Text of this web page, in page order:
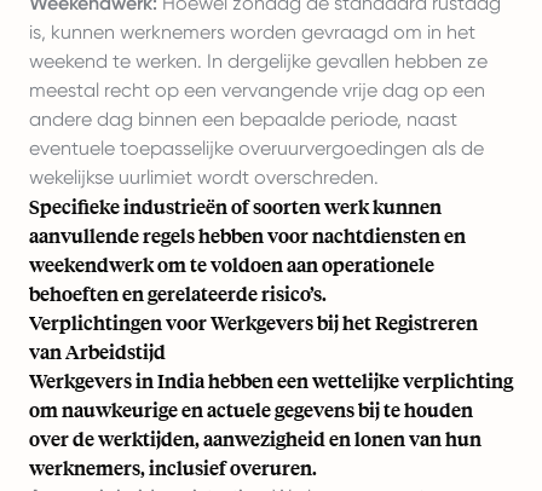
is, kunnen werknemers worden gevraagd om in het
weekend te werken. In dergelijke gevallen hebben ze
meestal recht op een vervangende vrije dag op een
andere dag binnen een bepaalde periode, naast
eventuele toepasselijke overuurvergoedingen als de
wekelijkse uurlimiet wordt overschreden.
Specifieke industrieën of soorten werk kunnen
aanvullende regels hebben voor nachtdiensten en
weekendwerk om te voldoen aan operationele
behoeften en gerelateerde risico’s.
Verplichtingen voor Werkgevers bij het Registreren
van Arbeidstijd
Werkgevers in India hebben een wettelijke verplichting
om nauwkeurige en actuele gegevens bij te houden
over de werktijden, aanwezigheid en lonen van hun
werknemers, inclusief overuren.